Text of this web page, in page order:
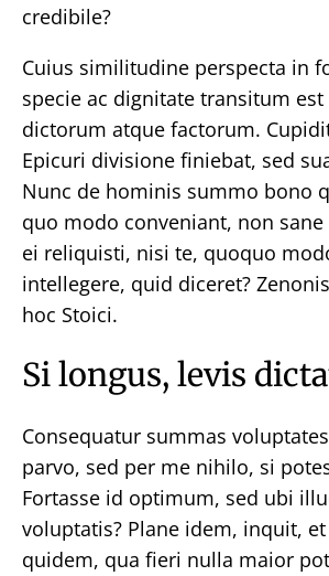
credibile?
Cuius similitudine perspecta in
specie ac dignitate transitum
dictorum atque factorum.
Epicuri divisione finiebat, sed
Nunc de hominis summo bono
quo modo conveniant, non
ei reliquisti, nisi te, quoquo
intellegere, quid diceret?
hoc Stoici.
Si longus, levis
Consequatur summas
parvo, sed per me nihilo, si
Fortasse id optimum, sed ubi
voluptatis? Plane idem, inquit,
quidem, qua fieri nulla maior